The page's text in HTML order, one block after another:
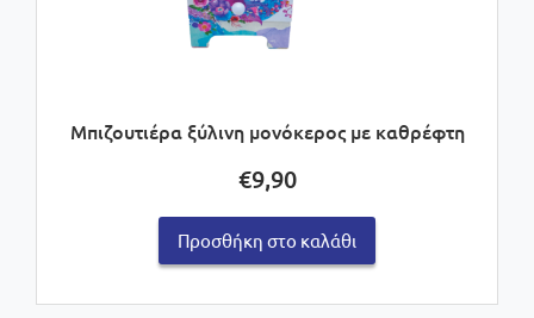
Μπιζουτιέρα ξύλινη μονόκερος με καθρέφτη
€9,90
Προσθήκη στο καλάθι